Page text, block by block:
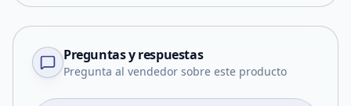
Preguntas y respuestas
Pregunta al vendedor sobre este producto